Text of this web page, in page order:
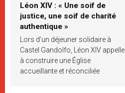
Léon XIV : « Une soif de
justice, une soif de charité
authentique »
Lors d’un déjeuner solidaire à
Castel Gandolfo, Léon XIV appelle
à construire une Église
accueillante et réconciliée